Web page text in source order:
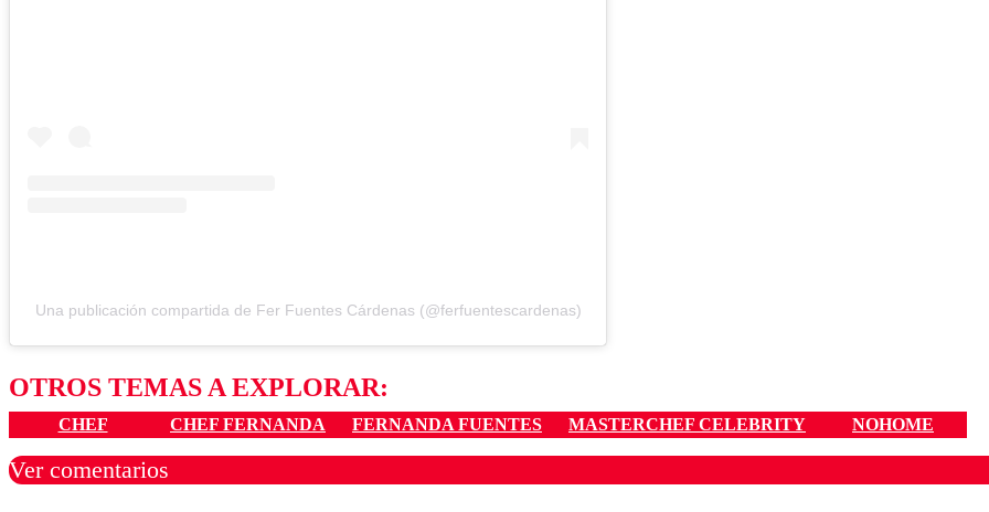
Una publicación compartida de Fer Fuentes Cárdenas (@ferfuentescardenas)
OTROS TEMAS A EXPLORAR:
CHEF CHEF FERNANDA FERNANDA FUENTES MASTERCHEF CELEBRITY NOHOME
Ver comentarios